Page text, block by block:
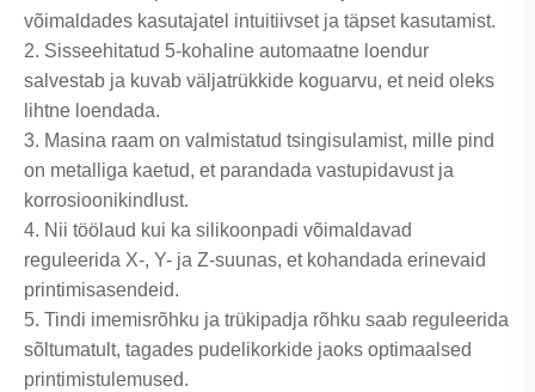
võimaldades kasutajatel intuitiivset ja täpset kasutamist.
2. Sisseehitatud 5-kohaline automaatne loendur
salvestab ja kuvab väljatrükkide koguarvu, et neid oleks
lihtne loendada.
3. Masina raam on valmistatud tsingisulamist, mille pind
on metalliga kaetud, et parandada vastupidavust ja
korrosioonikindlust.
4. Nii töölaud kui ka silikoonpadi võimaldavad
reguleerida X-, Y- ja Z-suunas, et kohandada erinevaid
printimisasendeid.
5. Tindi imemisrõhku ja trükipadja rõhku saab reguleerida
sõltumatult, tagades pudelikorkide jaoks optimaalsed
printimistulemused.